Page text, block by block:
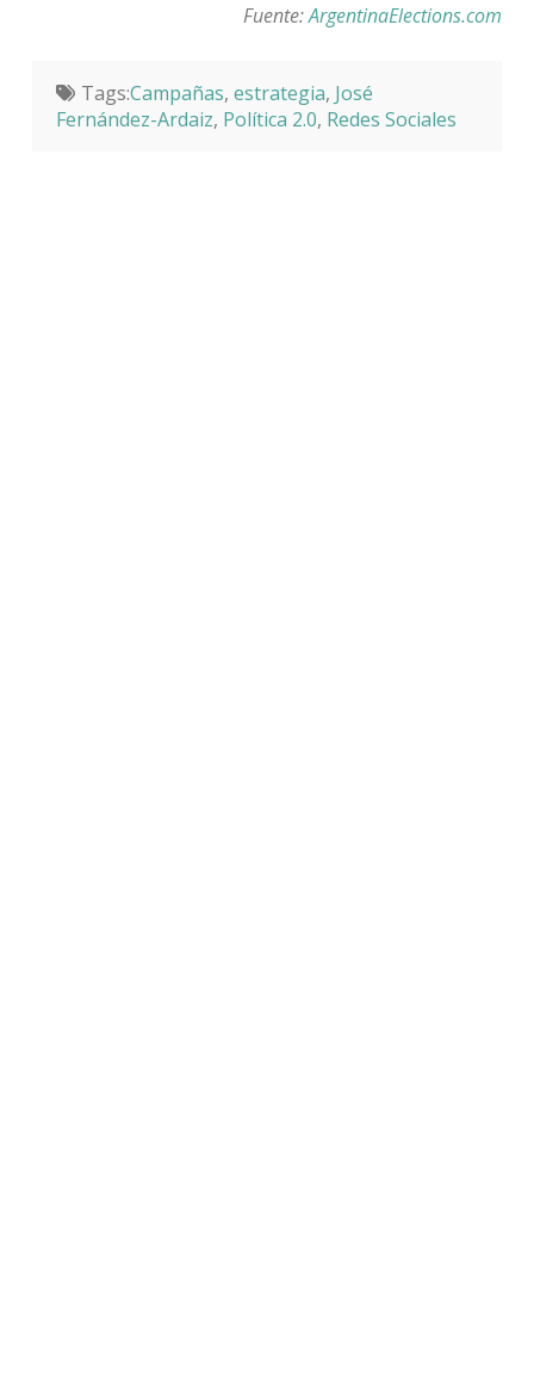
Fuente:ArgentinaElections.com
Tags:Campañas, estrategia, José
Fernández-Ardaiz, Política 2.0, Redes Sociales